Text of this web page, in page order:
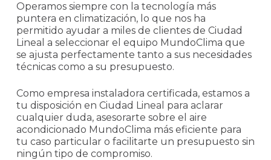
Operamos siempre con la tecnología más
puntera en climatización, lo que nos ha
permitido ayudar a miles de clientes de Ciudad
Lineal a seleccionar el equipo MundoClima que
se ajusta perfectamente tanto a sus necesidades
técnicas como a su presupuesto.
Como empresa instaladora certificada, estamos a
tu disposición en Ciudad Lineal para aclarar
cualquier duda, asesorarte sobre el aire
acondicionado MundoClima más eficiente para
tu caso particular o facilitarte un presupuesto sin
ningún tipo de compromiso.